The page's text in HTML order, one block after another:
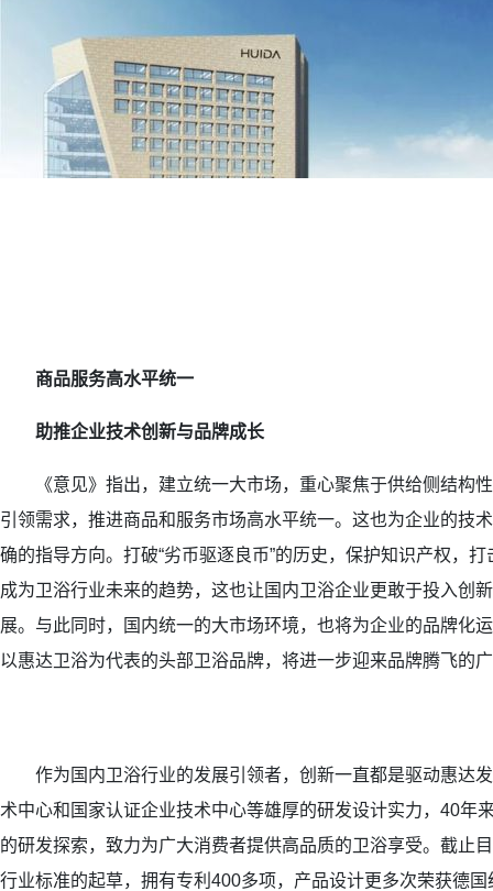
商品服务高水平统一
助推企业技术创新与品牌成长
《意见》指出，建立统一大市场，重心聚焦于供给侧结构性
引领需求，推进商品和服务市场高水平统一。这也为企业的技
确的指导方向。打破“劣币驱逐良币”的历史，保护知识产权，打
成为卫浴行业未来的趋势，这也让国内卫浴企业更敢于投入创
展。与此同时，国内统一的大市场环境，也将为企业的品牌化
以惠达卫浴为代表的头部卫浴品牌，将进一步迎来品牌腾飞的
作为国内卫浴行业的发展引领者，创新一直都是驱动惠达发
术中心和国家认证企业技术中心等雄厚的研发设计实力，40年
的研发探索，致力为广大消费者提供高品质的卫浴享受。截止
行业标准的起草，拥有专利400多项，产品设计更多次荣获德